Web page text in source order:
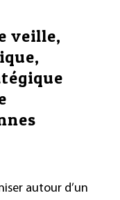
veille,
autour d’un